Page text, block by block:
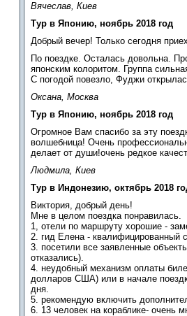
Вячеслав, Киев
Тур в Японию, ноябрь 2018 год
Добрый вечер! Только сегодня
По поездке. Осталась довольна.
японским колоритом. Группа
С погодой повезло, Фуджи
Оксана, Москва
Тур в Японию, ноябрь 2018 год
Огромное Вам спасибо за эту
волшебница! Очень
делает от души!очень редкое
Людмила, Киев
Тур в Индонезию, октябрь 2018
Виктория, добрый день!
Мне в целом поездка понравилась.
1, отели по маршруту хорошие -
2. гид Елена - квалифицированный
3. посетили все заявленные
отказались).
4. неудобный механизм оплаты
долларов США) или в начале
дня.
5. рекомендую включить
6. 13 человек на кораблике- очень